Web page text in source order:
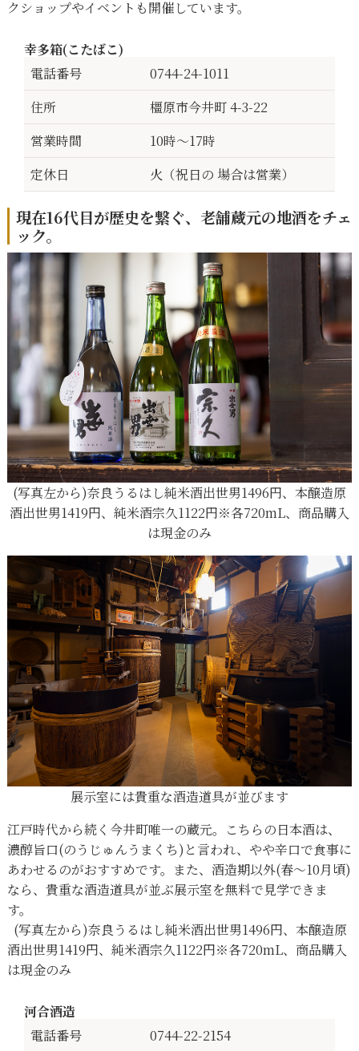
クショップやイベントも開催しています。
幸多箱(こたばこ)
電話番号
0744-24-1011
住所
橿原市今井町 4-3-22
営業時間
10時〜17時
定休日
火（祝日の 場合は営業）
現在16代目が歴史を繋ぐ、老舗蔵元の地酒をチェ
ック。
(写真左から)奈良うるはし純米酒出世男1496円、本醸造原
酒出世男1419円、純米酒宗久1122円※各720mL、商品購入
は現金のみ
展示室には貴重な酒造道具が並びます
江戸時代から続く今井町唯一の蔵元。こちらの日本酒は、
濃醇旨口(のうじゅんうまくち)と言われ、やや辛口で食事に
あわせるのがおすすめです。また、酒造期以外(春〜10月頃)
なら、貴重な酒造道具が並ぶ展示室を無料で見学できま
す。
(写真左から)奈良うるはし純米酒出世男1496円、本醸造原
酒出世男1419円、純米酒宗久1122円※各720mL、商品購入
は現金のみ
河合酒造
電話番号
0744-22-2154